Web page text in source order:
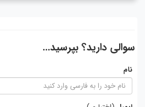
سوالی دارید؟ بپرسید...
نام